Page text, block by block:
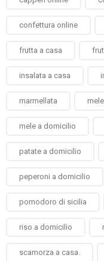
confettura online
frutta a casa
insalata a casa
marmellata mele
mele a domicilio
patate a domicilio
peperoni a domicilio
pomodoro di sicilia
riso a domicilio
scamorza a casa.